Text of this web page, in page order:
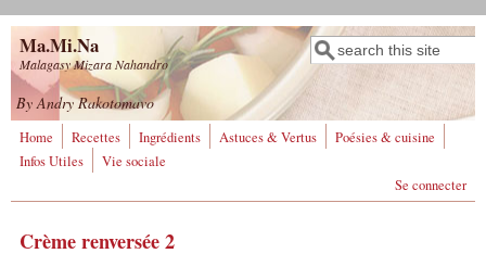
Aller au contenu principal
Ma.Mi.Na
Malagasy Mizara Nahandro
Formulaire de
recherche
Rechercher
By Andry Rakotomavo
Home Recettes Ingrédients Astuces & Vertus
Poésies & cuisine
Infos Utiles
Vie sociale
Se connecter
Crème renversée 2